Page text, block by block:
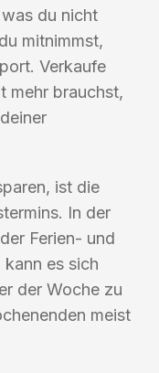
du nicht
mitnimmst,
Verkaufe
mehr brauchst,
ist die
In der
Ferien- und
es sich
der Woche zu
meist